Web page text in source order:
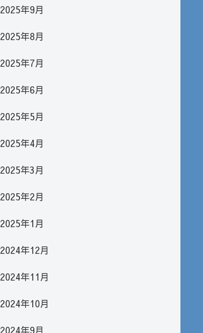
2025年9月
2025年8月
2025年7月
2025年6月
2025年5月
2025年4月
2025年3月
2025年2月
2025年1月
2024年12月
2024年11月
2024年10月
2024年9月